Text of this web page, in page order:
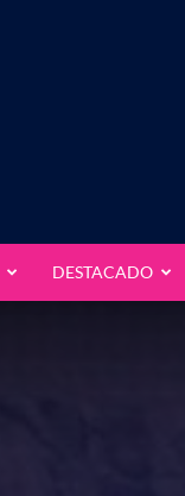
DESTACADO